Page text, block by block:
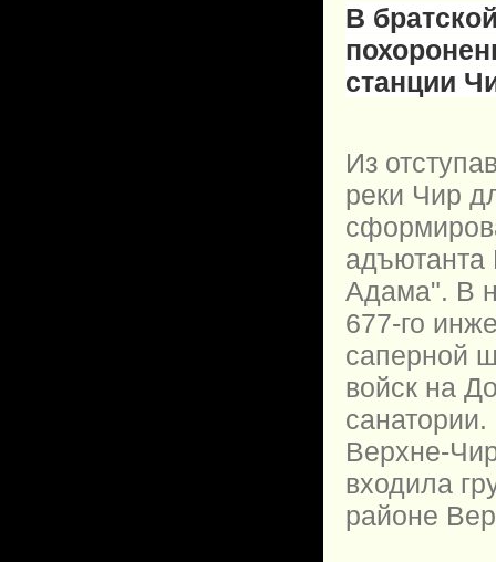
В
станции
Из
реки Чир
Адама". В
677-го
саперной
войск на
Верхне-
входила
районе